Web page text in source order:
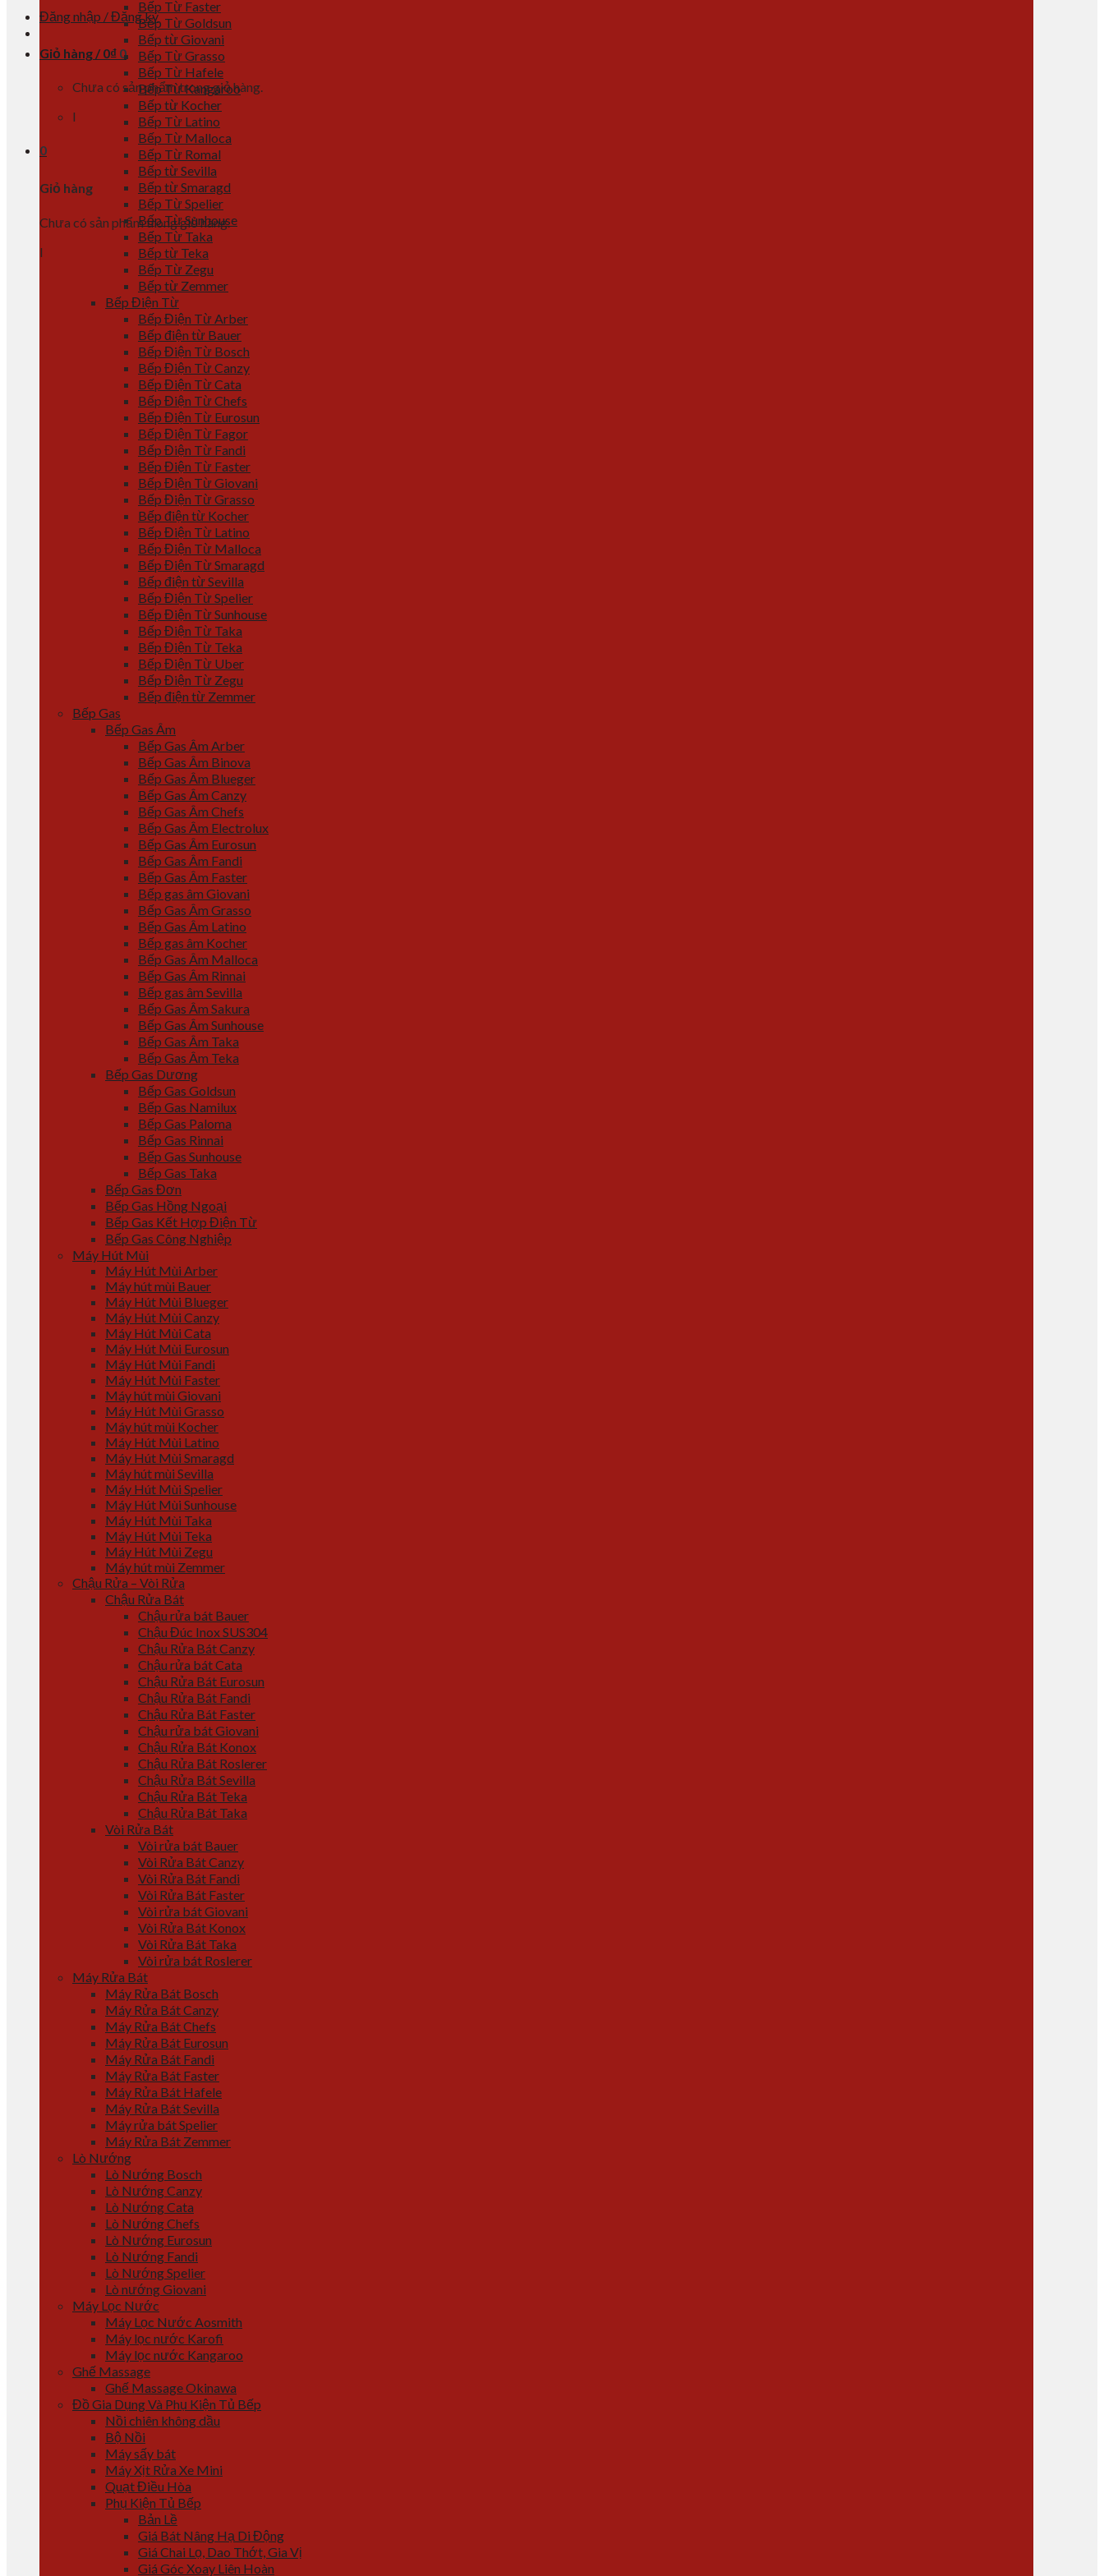
Đăng nhập / Đăng ký
Giỏ hàng / 0₫ 0
Chưa có sản phẩm trong giỏ hàng.
l
0
Giỏ hàng
Chưa có sản phẩm trong giỏ hàng.
l
Bếp Từ Faster
Bếp Từ Goldsun
Bếp từ Giovani
Bếp Từ Grasso
Bếp Từ Hafele
Bếp Từ Kangaroo
Bếp từ Kocher
Bếp Từ Latino
Bếp Từ Malloca
Bếp Từ Romal
Bếp từ Sevilla
Bếp từ Smaragd
Bếp Từ Spelier
Bếp Từ Sunhouse
Bếp Từ Taka
Bếp từ Teka
Bếp Từ Zegu
Bếp từ Zemmer
Bếp Điện Từ
Bếp Điện Từ Arber
Bếp điện từ Bauer
Bếp Điện Từ Bosch
Bếp Điện Từ Canzy
Bếp Điện Từ Cata
Bếp Điện Từ Chefs
Bếp Điện Từ Eurosun
Bếp Điện Từ Fagor
Bếp Điện Từ Fandi
Bếp Điện Từ Faster
Bếp Điện Từ Giovani
Bếp Điện Từ Grasso
Bếp điện từ Kocher
Bếp Điện Từ Latino
Bếp Điện Từ Malloca
Bếp Điện Từ Smaragd
Bếp điện từ Sevilla
Bếp Điện Từ Spelier
Bếp Điện Từ Sunhouse
Bếp Điện Từ Taka
Bếp Điện Từ Teka
Bếp Điện Từ Uber
Bếp Điện Từ Zegu
Bếp điện từ Zemmer
Bếp Gas
Bếp Gas Âm
Bếp Gas Âm Arber
Bếp Gas Âm Binova
Bếp Gas Âm Blueger
Bếp Gas Âm Canzy
Bếp Gas Âm Chefs
Bếp Gas Âm Electrolux
Bếp Gas Âm Eurosun
Bếp Gas Âm Fandi
Bếp Gas Âm Faster
Bếp gas âm Giovani
Bếp Gas Âm Grasso
Bếp Gas Âm Latino
Bếp gas âm Kocher
Bếp Gas Âm Malloca
Bếp Gas Âm Rinnai
Bếp gas âm Sevilla
Bếp Gas Âm Sakura
Bếp Gas Âm Sunhouse
Bếp Gas Âm Taka
Bếp Gas Âm Teka
Bếp Gas Dương
Bếp Gas Goldsun
Bếp Gas Namilux
Bếp Gas Paloma
Bếp Gas Rinnai
Bếp Gas Sunhouse
Bếp Gas Taka
Bếp Gas Đơn
Bếp Gas Hồng Ngoại
Bếp Gas Kết Hợp Điện Từ
Bếp Gas Công Nghiệp
Máy Hút Mùi
Máy Hút Mùi Arber
Máy hút mùi Bauer
Máy Hút Mùi Blueger
Máy Hút Mùi Canzy
Máy Hút Mùi Cata
Máy Hút Mùi Eurosun
Máy Hút Mùi Fandi
Máy Hút Mùi Faster
Máy hút mùi Giovani
Máy Hút Mùi Grasso
Máy hút mùi Kocher
Máy Hút Mùi Latino
Máy Hút Mùi Smaragd
Máy hút mùi Sevilla
Máy Hút Mùi Spelier
Máy Hút Mùi Sunhouse
Máy Hút Mùi Taka
Máy Hút Mùi Teka
Máy Hút Mùi Zegu
Máy hút mùi Zemmer
Chậu Rửa – Vòi Rửa
Chậu Rửa Bát
Chậu rửa bát Bauer
Chậu Đúc Inox SUS304
Chậu Rửa Bát Canzy
Chậu rửa bát Cata
Chậu Rửa Bát Eurosun
Chậu Rửa Bát Fandi
Chậu Rửa Bát Faster
Chậu rửa bát Giovani
Chậu Rửa Bát Konox
Chậu Rửa Bát Roslerer
Chậu Rửa Bát Sevilla
Chậu Rửa Bát Teka
Chậu Rửa Bát Taka
Vòi Rửa Bát
Vòi rửa bát Bauer
Vòi Rửa Bát Canzy
Vòi Rửa Bát Fandi
Vòi Rửa Bát Faster
Vòi rửa bát Giovani
Vòi Rửa Bát Konox
Vòi Rửa Bát Taka
Vòi rửa bát Roslerer
Máy Rửa Bát
Máy Rửa Bát Bosch
Máy Rửa Bát Canzy
Máy Rửa Bát Chefs
Máy Rửa Bát Eurosun
Máy Rửa Bát Fandi
Máy Rửa Bát Faster
Máy Rửa Bát Hafele
Máy Rửa Bát Sevilla
Máy rửa bát Spelier
Máy Rửa Bát Zemmer
Lò Nướng
Lò Nướng Bosch
Lò Nướng Canzy
Lò Nướng Cata
Lò Nướng Chefs
Lò Nướng Eurosun
Lò Nướng Fandi
Lò Nướng Spelier
Lò nướng Giovani
Máy Lọc Nước
Máy Lọc Nước Aosmith
Máy lọc nước Karofi
Máy lọc nước Kangaroo
Ghế Massage
Ghế Massage Okinawa
Đồ Gia Dụng Và Phụ Kiện Tủ Bếp
Nồi chiên không dầu
Bộ Nồi
Máy sấy bát
Máy Xịt Rửa Xe Mini
Quạt Điều Hòa
Phụ Kiện Tủ Bếp
Bản Lề
Giá Bát Nâng Hạ Di Động
Giá Chai Lọ, Dao Thớt, Gia Vị
Giá Góc Xoay Liên Hoàn